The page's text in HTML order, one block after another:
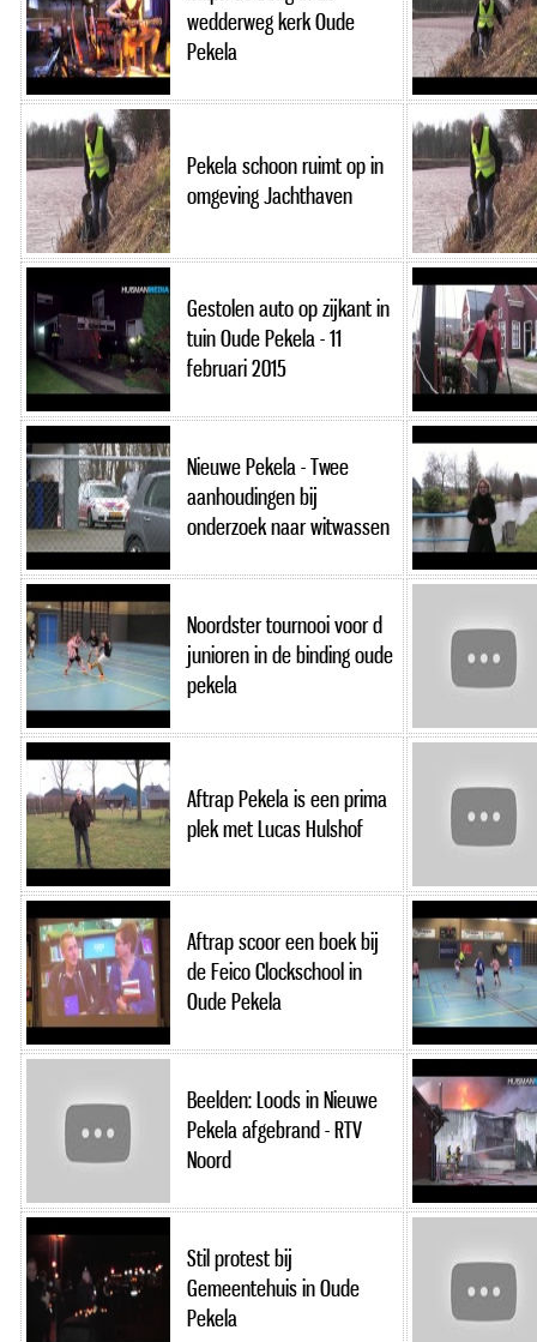
wedderweg kerk Oude
Pekela
Pekela schoon ruimt op in
omgeving Jachthaven
Gestolen auto op zijkant in
tuin Oude Pekela - 11
februari 2015
Nieuwe Pekela - Twee
aanhoudingen bij
onderzoek naar witwassen
Noordster tournooi voor d
junioren in de binding oude
pekela
Aftrap Pekela is een prima
plek met Lucas Hulshof
Aftrap scoor een boek bij
de Feico Clockschool in
Oude Pekela
Beelden: Loods in Nieuwe
Pekela afgebrand - RTV
Noord
Stil protest bij
Gemeentehuis in Oude
Pekela